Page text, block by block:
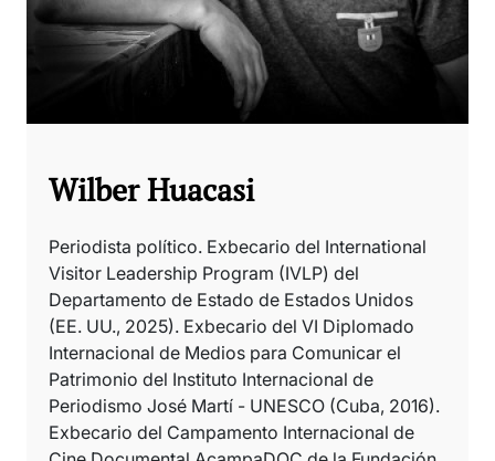
Wilber Huacasi
Periodista político. Exbecario del International
Visitor Leadership Program (IVLP) del
Departamento de Estado de Estados Unidos
(EE. UU., 2025). Exbecario del VI Diplomado
Internacional de Medios para Comunicar el
Patrimonio del Instituto Internacional de
Periodismo José Martí - UNESCO (Cuba, 2016).
Exbecario del Campamento Internacional de